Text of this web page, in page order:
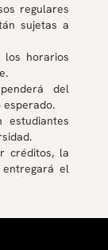
regulares
sujetas a
los horarios
del
esperado.
estudiantes
créditos, la
entregará el